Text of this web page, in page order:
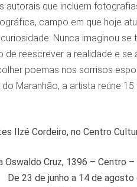
autorais que incluem
campo em que hoje
Nunca imaginou
reescrever a realidade e
poemas nos sorrisos
Maranhão, a artista reúne
Ilzé Cordeiro, no Centro
Oswaldo Cruz, 1396 – Centro
De 23 de junho a 14 de